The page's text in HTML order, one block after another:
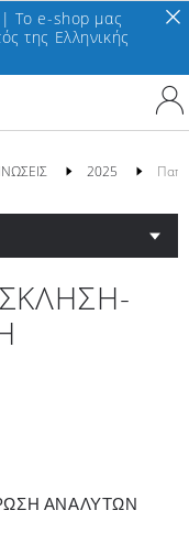
| To e-shop μας
της Ελληνικής
2025
ΑΝΑΛΥΤΩΝ